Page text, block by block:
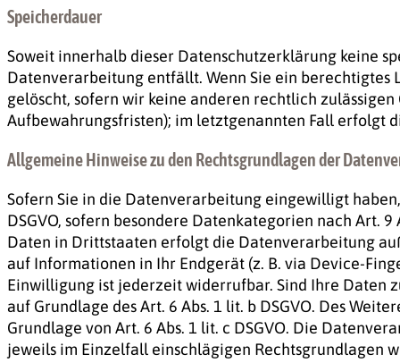
Speicherdauer
Soweit innerhalb dieser Datenschutzerklärung keine
Datenverarbeitung entfällt. Wenn Sie ein
gelöscht, sofern wir keine anderen rechtlich
Aufbewahrungsfristen); im letztgenannten Fall erfolgt
Allgemeine Hinweise zu den Rechtsgrundlagen der
Sofern Sie in die Datenverarbeitung eingewilligt
DSGVO, sofern besondere Datenkategorien nach Art.
Daten in Drittstaaten erfolgt die Datenverarbeitung
auf Informationen in Ihr Endgerät (z. B. via Device-
Einwilligung ist jederzeit widerrufbar. Sind Ihre
auf Grundlage des Art. 6 Abs. 1 lit. b DSGVO. Des
Grundlage von Art. 6 Abs. 1 lit. c DSGVO. Die
jeweils im Einzelfall einschlägigen Rechtsgrundlagen